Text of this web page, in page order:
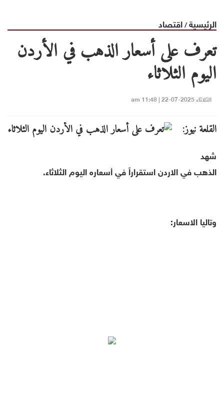
الرئيسية/اقتصاد
تعرف على أسعار الذهب في الأردن
اليوم الثلاثاء
الثلاثاء 2025-07-22 | 11:48 am
القلعة نيوز:
شهد
الذهب في الاردن استقراراً في أسعاره اليوم الثلاثاء.
وتاليا الاسعار: